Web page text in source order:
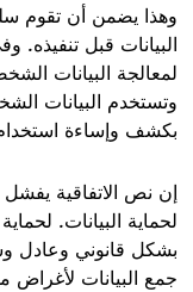
وهذا يضمن أن تقوم
البيانات قبل تنفيذه.
لمعالجة البيانات
وتستخدم البيانات
بكشف وإساءة
إن نص الاتفاقية
لحماية البيانات.
بشكل قانوني وعادل
جمع البيانات